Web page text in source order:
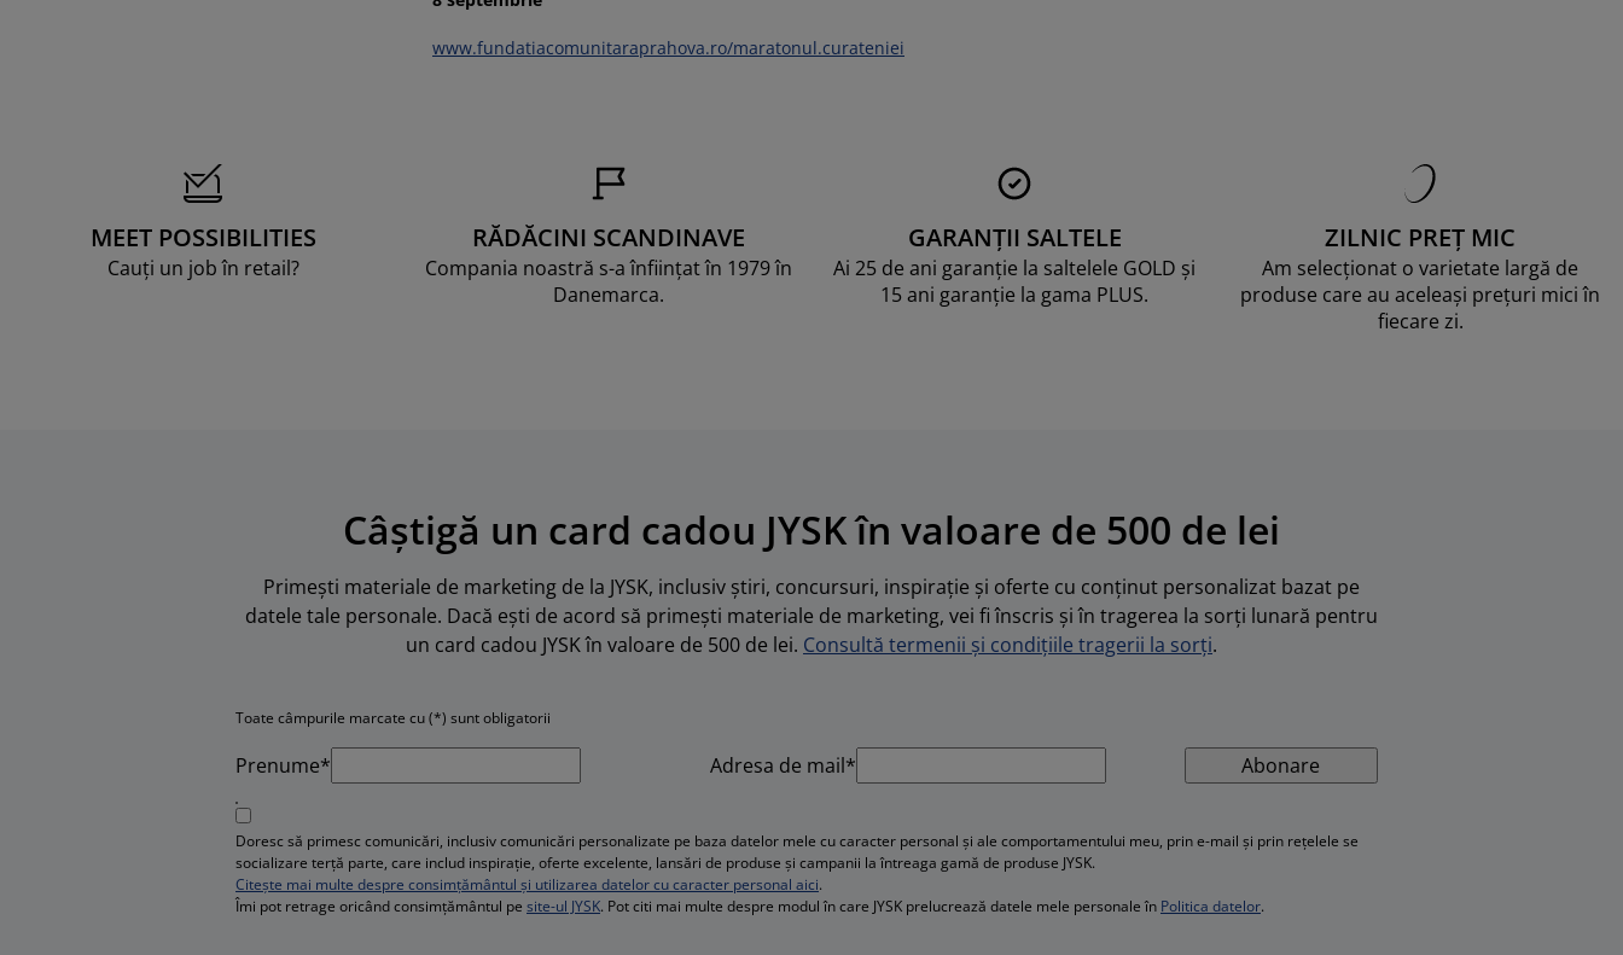
www.fundatiacomunitaraprahova.ro/maratonul.curateniei
MEET POSSIBILITIES
Cauți un job în retail?
RĂDĂCINI SCANDINAVE
Compania noastră s-a înființat în 1979 în
Danemarca.
GARANȚII SALTELE
Ai 25 de ani garanție la saltelele GOLD și
15 ani garanție la gama PLUS.
ZILNIC PREȚ MIC
Am selecționat o varietate largă de
produse care au aceleași prețuri mici în
fiecare zi.
Câștigă un card cadou JYSK în valoare de 500 de lei
Primești materiale de marketing de la JYSK, inclusiv știri, concursuri, inspirație și oferte cu conținut personalizat bazat pe
datele tale personale. Dacă ești de acord să primești materiale de marketing, vei fi înscris și în tragerea la sorți lunară pentru
un card cadou JYSK în valoare de 500 de lei. Consultă termenii și condițiile tragerii la sorți.
Toate câmpurile marcate cu (*) sunt obligatorii
Prenume* Adresa de mail* Abonare
Doresc să primesc comunicări, inclusiv comunicări personalizate pe baza datelor mele cu caracter personal și ale comportamentului meu, prin e-mail și prin rețelele se
socializare terță parte, care includ inspirație, oferte excelente, lansări de produse și campanii la întreaga gamă de produse JYSK.
Citește mai multe despre consimțământul și utilizarea datelor cu caracter personal aici.
Îmi pot retrage oricând consimțământul pe site-ul JYSK. Pot citi mai multe despre modul în care JYSK prelucrează datele mele personale în Politica datelor.